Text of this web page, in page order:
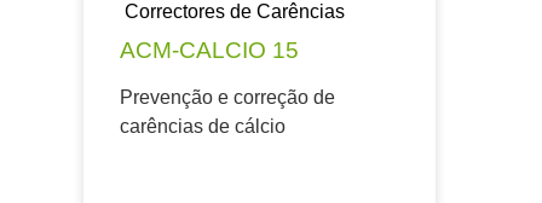
Correctores de Carências
ACM-CALCIO 15
Prevenção e correção de
carências de cálcio